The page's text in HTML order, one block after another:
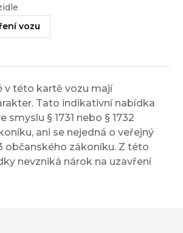
vozu
v této kartě vozu mají
Tato indikativní nabídka
smyslu § 1731 nebo § 1732
ani se nejedná o veřejný
občanského zákoníku. Z této
nevzniká nárok na uzavření